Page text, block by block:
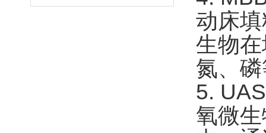
动床
生物
氮、
5.
氧微